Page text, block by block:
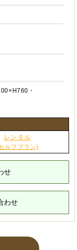
・
レンタル
ルフプラン)
せ
わせ